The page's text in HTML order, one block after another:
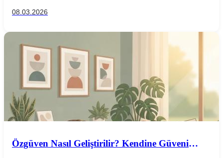
08.03.2026
Özgüven Nasıl Geliştirilir? Kendine Güveni